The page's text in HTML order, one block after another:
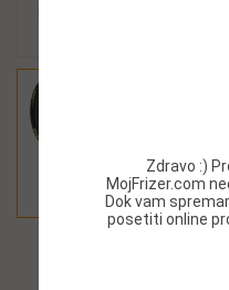
Zdravo :)
MojFrizer.com
Dok vam
posetiti online